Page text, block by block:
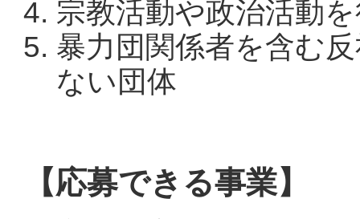
宗教活動や政治活動
暴力団関係者を含む
ない団体
【応募できる事業】